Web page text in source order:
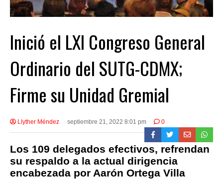
Inició el LXI Congreso General
Ordinario del SUTG-CDMX;
Firme su Unidad Gremial
Llyther Méndez septiembre 21, 2022 8:01 pm 0
Los 109 delegados efectivos, refrendan
su respaldo a la actual dirigencia
encabezada por Aarón Ortega Villa